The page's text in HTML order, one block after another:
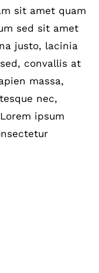
sit amet quam
sed sit amet
justo, lacinia
convallis at
massa,
nec,
ipsum